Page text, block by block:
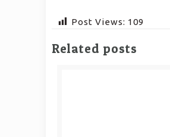
Post Views: 109
Related posts